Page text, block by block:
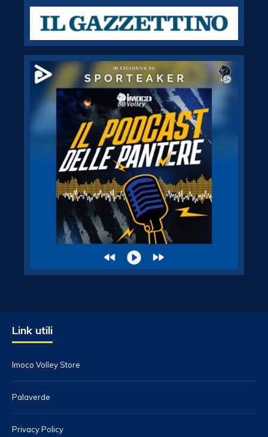
Link utili
Imoco Volley Store
Palaverde
Privacy Policy